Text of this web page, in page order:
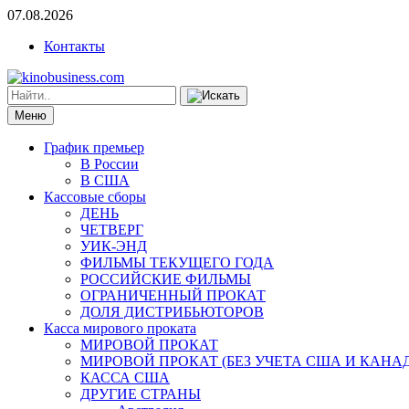
07.08.2026
Контакты
Меню
График премьер
В России
В США
Кассовые сборы
ДЕНЬ
ЧЕТВЕРГ
УИК-ЭНД
ФИЛЬМЫ ТЕКУЩЕГО ГОДА
РОССИЙСКИЕ ФИЛЬМЫ
ОГРАНИЧЕННЫЙ ПРОКАТ
ДОЛЯ ДИСТРИБЬЮТОРОВ
Касса мирового проката
МИРОВОЙ ПРОКАТ
МИРОВОЙ ПРОКАТ (БЕЗ УЧЕТА США И
КАССА США
ДРУГИЕ СТРАНЫ